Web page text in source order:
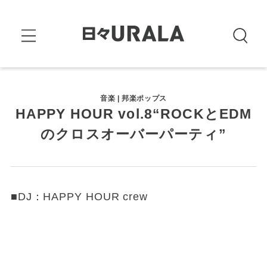
音楽 | 邦楽ポップス
HAPPY HOUR vol.8“ROCKとEDM
のクロスオーバーパーティ”
■DJ：HAPPY HOUR crew